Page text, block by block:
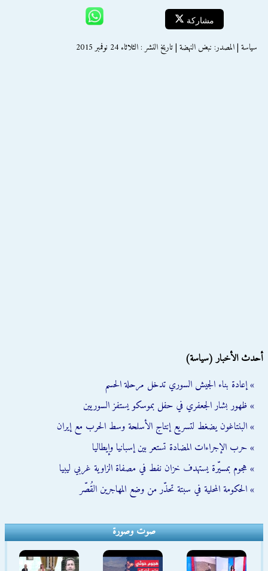
مشاركة
سياسة | المصدر: نبض النهضة | تاريخ النشر : الثلاثاء 24 نوفمبر 2015
أحدث الأخبار (سياسة)
» إعادة بناء الجيش السوري تدخل مرحلة الحسم
» ظهور بشار الجعفري في حفل بموسكو يستفز السوريين
» البنتاغون يضغط لتسريع إنتاج الأسلحة وسط الحرب مع إيران
» حرب الإجراءات المضادة تستعر بين إسبانيا وإيطاليا
» هجوم بمسيّرة يستهدف خزان نفط في مصفاة الزاوية غربي ليبيا
» الحكومة المحلية في سبتة تحذّر من وضع المهاجرين القُصّر
صوت وصورة